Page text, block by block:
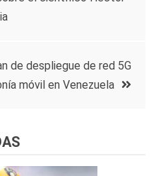
de despliegue de red 5G
móvil en Venezuela